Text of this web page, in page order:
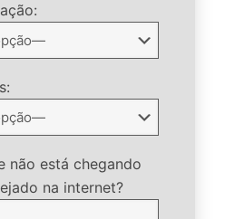
não está chegando
na internet?